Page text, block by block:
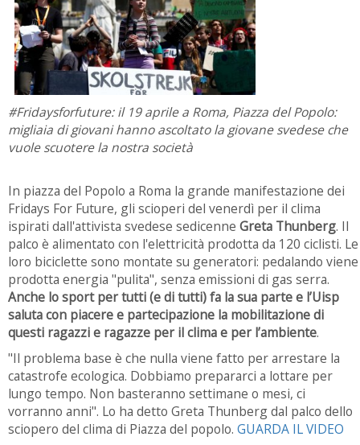
#Fridaysforfuture: il 19 aprile a Roma, Piazza del Popolo:
migliaia di giovani hanno ascoltato la giovane svedese che
vuole scuotere la nostra società
In piazza del Popolo a Roma la grande manifestazione dei
Fridays For Future, gli scioperi del venerdì per il clima
ispirati dall'attivista svedese sedicenne Greta Thunberg. Il
palco è alimentato con l'elettricità prodotta da 120 ciclisti. Le
loro biciclette sono montate su generatori: pedalando viene
prodotta energia "pulita", senza emissioni di gas serra.
Anche lo sport per tutti (e di tutti) fa la sua parte e l’Uisp
saluta con piacere e partecipazione la mobilitazione di
questi ragazzi e ragazze per il clima e per l’ambiente.
"Il problema base è che nulla viene fatto per arrestare la
catastrofe ecologica. Dobbiamo prepararci a lottare per
lungo tempo. Non basteranno settimane o mesi, ci
vorranno anni". Lo ha detto Greta Thunberg dal palco dello
sciopero del clima di Piazza del popolo. GUARDA IL VIDEO